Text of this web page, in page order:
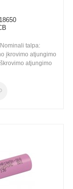
talpa:
įkrovimo atjungimo
atjungimo